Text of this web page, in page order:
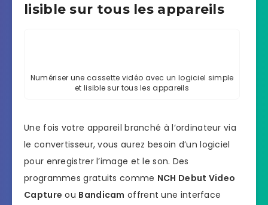
lisible sur tous les appareils
Numériser une cassette vidéo avec un logiciel simple
et lisible sur tous les appareils
Une fois votre appareil branché à l’ordinateur via
le convertisseur, vous aurez besoin d’un logiciel
pour enregistrer l’image et le son. Des
programmes gratuits comme NCH Debut Video
Capture ou Bandicam offrent une interface